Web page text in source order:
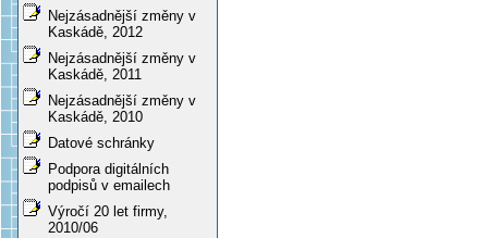
Nejzásadnější změny v
Kaskádě, 2012
Nejzásadnější změny v
Kaskádě, 2011
Nejzásadnější změny v
Kaskádě, 2010
Datové schránky
Podpora digitálních
podpisů v emailech
Výročí 20 let firmy,
2010/06